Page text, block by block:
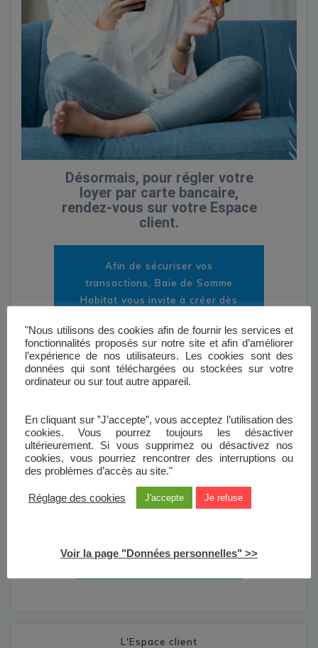
Désormais, pour régler votre
loyer par carte bancaire,
rendez-vous sur votre Espace
client.
Afin de sécuriser vos
transactions, Baie de Somme
Habitat vous invite à créer dès
personnel.
Simple, rapide et sécurisé
Création de votre compte
Pour cela, suivez les étapes clés en quelques clics
seulement !
Munissez-vous de votre numéro de contrat. Il est inscrit
sur votre dernier avis d’échéance.
Inscrivez votre adresse email
confirmation reçu par mail.
L'Espace client
"Nous utilisons des cookies afin de fournir les services et
fonctionnalités proposés sur notre site et afin d’améliorer
l’expérience de nos utilisateurs. Les cookies sont des
données qui sont téléchargées ou stockées sur votre
ordinateur ou sur tout autre appareil.
En cliquant sur ”J’accepte”, vous acceptez l’utilisation des
cookies. Vous pourrez toujours les désactiver
ultérieurement. Si vous supprimez ou désactivez nos
cookies, vous pourriez rencontrer des interruptions ou
des problèmes d’accès au site."
Réglage des cookies J'accepte Je refuse
Voir la page "Données personnelles" >>